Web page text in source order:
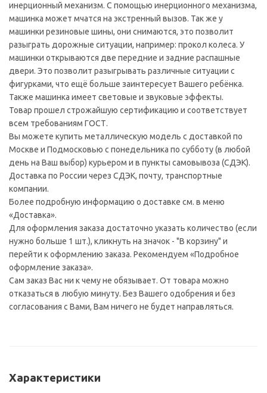
инерционный механизм. С помощью инерционного механизма,
машинка может мчатся на экстренный вызов. Так же у
машинки резиновые шины, они снимаются, это позволит
разыграть дорожные ситуации, например: прокол колеса. У
машинки открываются две передние и задние распашные
двери. Это позволит разыгрывать различные ситуации с
фигурками, что ещё больше заинтересует Вашего ребёнка.
Также машинка имеет световые и звуковые эффекты.
Товар прошел строжайшую сертификацию и соответствует
всем требованиям ГОСТ.
Вы можете купить металлическую модель с доставкой по
Москве и Подмосковью с понедельника по субботу (в любой
день на Ваш выбор) курьером и в пункты самовывоза (СДЭК).
Доставка по России через СДЭК, почту, транспортные
компании.
Более подробную информацию о доставке см. в меню
«Доставка».
Для оформления заказа достаточно указать количество (если
нужно больше 1 шт.), кликнуть на значок - "В корзину" и
перейти к оформлению заказа. Рекомендуем «Подробное
оформление заказа».
Сам заказ Вас ни к чему не обязывает. От товара можно
отказаться в любую минуту. Без Вашего одобрения и без
согласования с Вами, Вам ничего не будет направляться.
Характеристики